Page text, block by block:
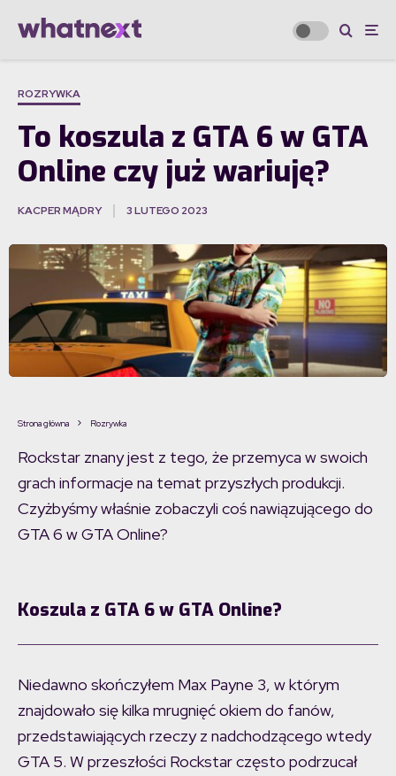
ROZRYWKA
To koszula z GTA 6 w GTA
Online czy już wariuję?
KACPER MĄDRY 3 LUTEGO 2023
Strona główna Rozrywka
Rockstar znany jest z tego, że przemyca w swoich
grach informacje na temat przyszłych produkcji.
Czyżbyśmy właśnie zobaczyli coś nawiązującego do
GTA 6 w GTA Online?
Koszula z GTA 6 w GTA Online?
Niedawno skończyłem Max Payne 3, w którym
znajdowało się kilka mrugnięć okiem do fanów,
przedstawiających rzeczy z nadchodzącego wtedy
GTA 5. W przeszłości Rockstar często podrzucał